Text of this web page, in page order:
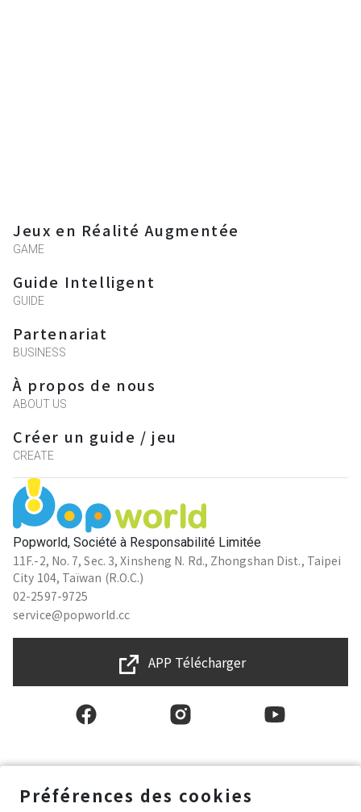
Popworld, Société à Responsabilité Limitée
11F.-2, No. 7, Sec. 3, Xinsheng N. Rd., Zhongshan Dist., Taipei
City 104, Taïwan (R.O.C.)
02-2597-9725
service@popworld.cc
Jeux en Réalité Augmentée
GAME
Guide Intelligent
GUIDE
Partenariat
BUSINESS
À propos de nous
ABOUT US
Créer un guide / jeu
CREATE
APP Télécharger
Français
Préférences des cookies